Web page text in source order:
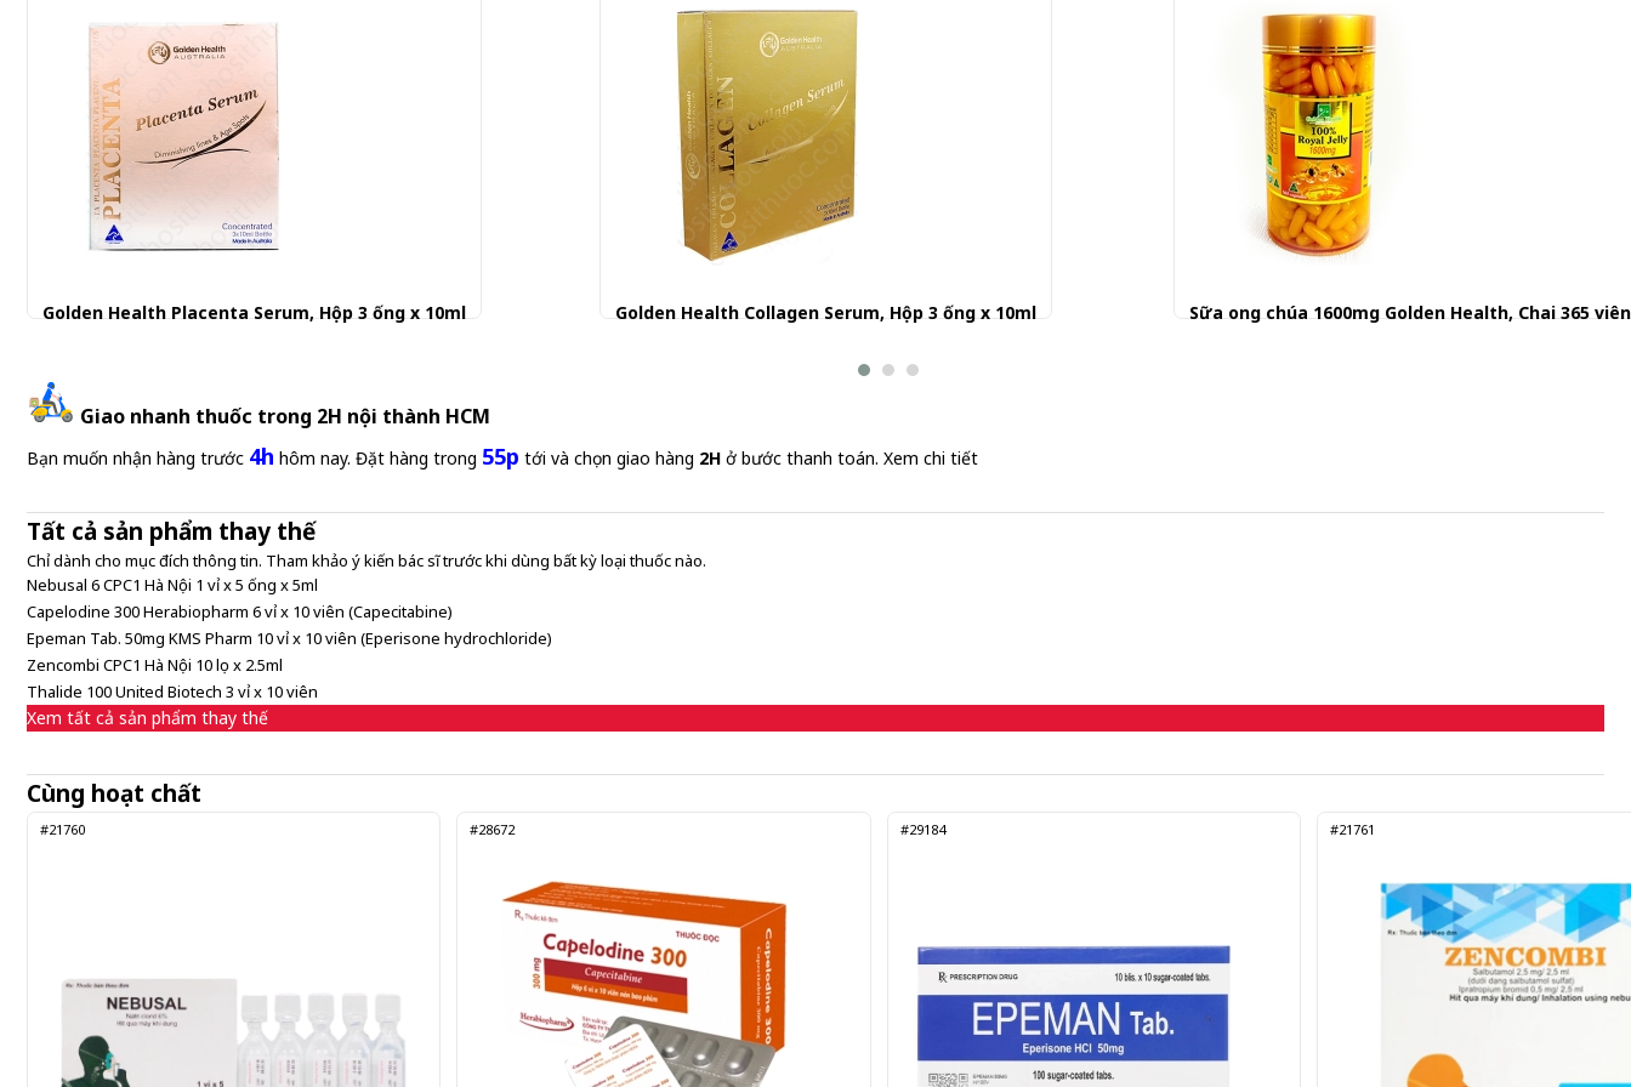
Golden Health Placenta Serum, Hộp 3 ống x 10ml Golden Health Collagen Serum, Hộp 3 ống x 10ml Sữa ong chúa 1600mg Golden Health, Chai 365 viên
Giao nhanh thuốc trong 2H nội thành HCM
Bạn muốn nhận hàng trước 4h hôm nay. Đặt hàng trong 55p tới và chọn giao hàng 2H ở bước thanh toán. Xem chi tiết
Tất cả sản phẩm thay thế
Chỉ dành cho mục đích thông tin. Tham khảo ý kiến bác sĩ trước khi dùng bất kỳ loại thuốc nào.
Nebusal 6 CPC1 Hà Nội 1 vỉ x 5 ống x 5ml
Capelodine 300 Herabiopharm 6 vỉ x 10 viên (Capecitabine)
Epeman Tab. 50mg KMS Pharm 10 vỉ x 10 viên (Eperisone hydrochloride)
Zencombi CPC1 Hà Nội 10 lọ x 2.5ml
Thalide 100 United Biotech 3 vỉ x 10 viên
Xem tất cả sản phẩm thay thế
Cùng hoạt chất
#21760 #28672 #29184 #21761